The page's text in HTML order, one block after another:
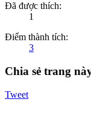
Đã được thích:
1
Điểm thành tích:
3
Chia sẻ trang
Tweet